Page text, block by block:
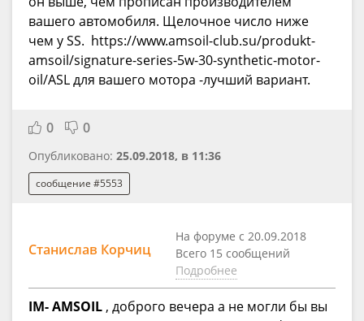
вашего автомобиля. Щелочное число ниже
чем у SS. https://www.amsoil-club.su/produkt-
amsoil/signature-series-5w-30-synthetic-motor-
oil/ASL для вашего мотора -лучший вариант.
0 0
Опубликовано: 25.09.2018, в 11:36
сообщение #5553
Станислав Корчиц
На форуме с 20.09.2018
Всего 15 сообщений
Подробнее
IM- AMSOIL , доброго вечера а не могли бы вы